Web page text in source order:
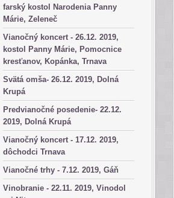
farský kostol Narodenia Panny
Márie, Zeleneč
Vianočný koncert - 26.12. 2019,
kostol Panny Márie, Pomocnice
kresťanov, Kopánka, Trnava
Svätá omša- 26.12. 2019, Dolná
Krupá
Predvianočné posedenie- 22.12.
2019, Dolná Krupá
Vianočný koncert - 17.12. 2019,
dôchodci Trnava
Vianočné trhy - 7.12. 2019, Gáň
Vinobranie - 22.11. 2019, Vinodol